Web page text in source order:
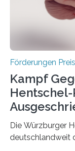
Berlin
Wirtschaft und
Förderungen
Kampf
Die Würzburger
deutschlandweit